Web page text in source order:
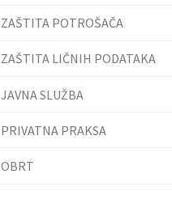
ZAŠTITA POTROŠAČA
ZAŠTITA LIČNIH PODATAKA
JAVNA SLUŽBA
PRIVATNA PRAKSA
OBRT